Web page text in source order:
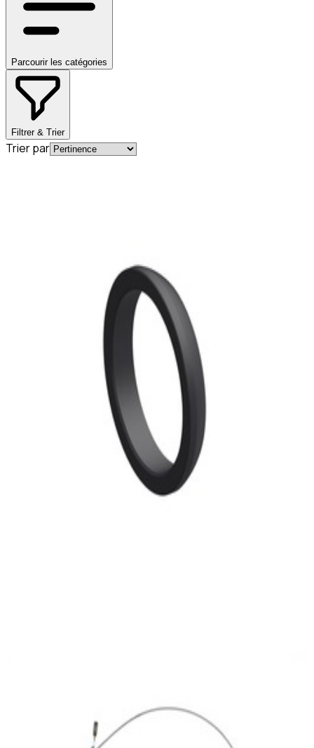
Parcourir les catégories
Filtrer & Trier
Trier par